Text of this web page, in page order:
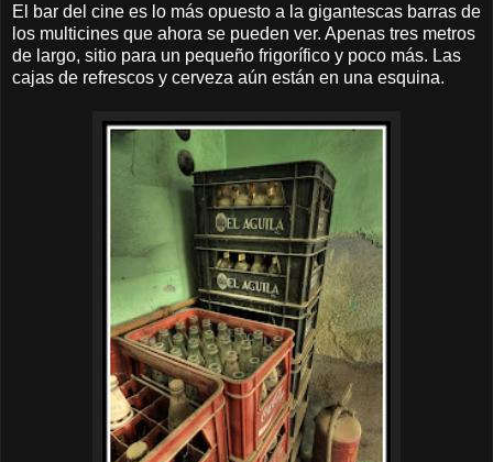
El bar del cine es lo más opuesto a la gigantescas barras de
los multicines que ahora se pueden ver. Apenas tres metros
de largo, sitio para un pequeño frigorífico y poco más. Las
cajas de refrescos y cerveza aún están en una esquina.